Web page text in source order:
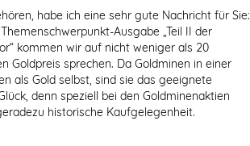
habe ich eine sehr gute Nachricht für Sie:
Themenschwerpunkt-Ausgabe „Teil II der
kommen wir auf nicht weniger als 20
Goldpreis sprechen. Da Goldminen in einer
als Gold selbst, sind sie das geeignete
denn speziell bei den Goldminenaktien
historische Kaufgelegenheit.